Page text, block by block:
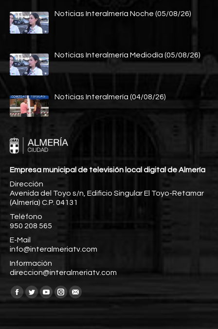
Noticias Interalmería Noche (05/08/26)
Noticias Interalmería Mediodía (05/08/26)
Noticias Interalmería (04/08/26)
Empresa municipal de televisión local digital de Almería
Dirección
Avenida del Toyo s/n, Edificio Singular El Toyo-Retamar
(Almería) C.P. 04131
Teléfono
950 208 565
E-Mail
info@interalmeriatv.com
Información
direccion@interalmeriatv.com
Encuéntranos en:
Facebook
TwitterYouTube
Instagram
Mail